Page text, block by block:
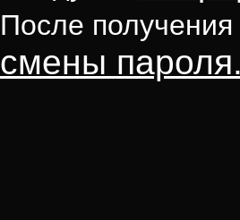
После
смены пароля.